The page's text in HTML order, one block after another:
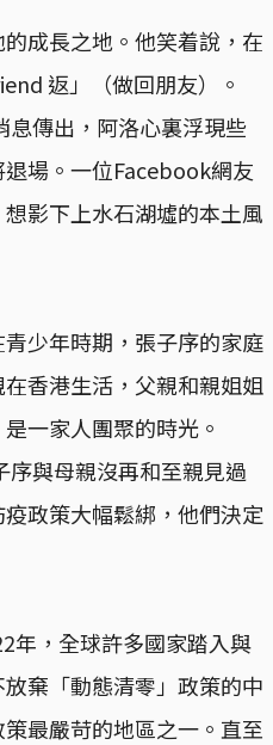
成長之地。他笑着說，在
返」（做回朋友）。
息傳出，阿洛心裏浮現些
場。一位Facebook網友
影下上水石湖墟的本土風
少年時期，張子序的家庭
香港生活，父親和親姐姐
一家人團聚的時光。
與母親沒再和至親見過
政策大幅鬆綁，他們決定
年，全球許多國家踏入與
棄「動態清零」政策的中
最嚴苛的地區之一。直至